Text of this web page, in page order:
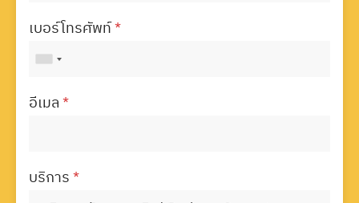
เบอร์โทรศัพท์*
อีเมล*
บริการ*